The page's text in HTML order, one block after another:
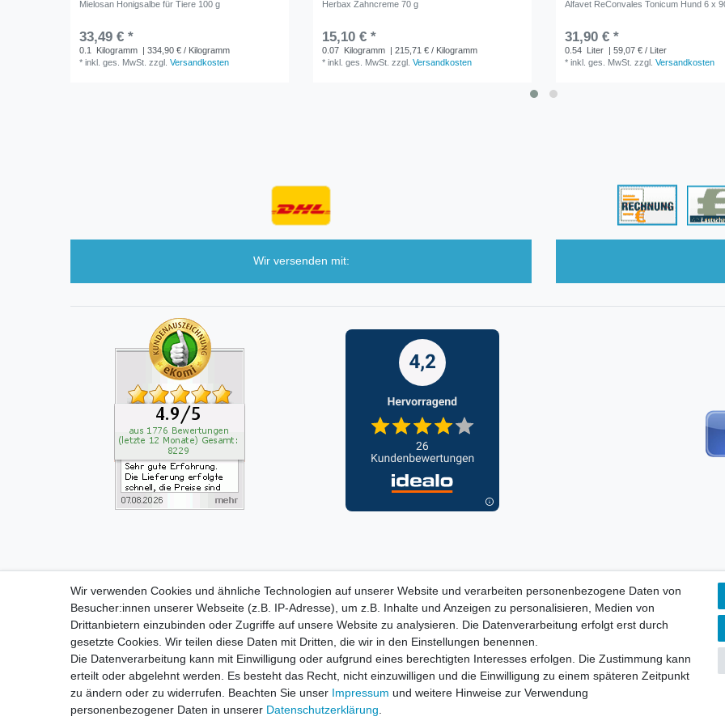
Mielosan Honigsalbe für Tiere 100 g
33,49 € *
0.1 Kilogramm
| 334,90 € / Kilogramm
*inkl. ges. MwSt. zzgl.Versandkosten
Herbax Zahncreme 70 g
15,10 € *
0.07 Kilogramm
| 215,71 € / Kilogramm
*inkl. ges. MwSt. zzgl.Versandkosten
Alfavet ReConvales Tonicum Hund 6 x
31,90 € *
0.54 Liter
| 59,07 € / Liter
*inkl. ges. MwSt. zzgl.Versandkosten
Wir versenden mit:
ZAHLUNGS- VERSANDINFORMATIONEN, INFORMATION ZUR BATTERIEENTSORGUNG
Impressum Daten­schutz­erklärung AGB Widerrufs­recht Vertrag
Wir verwenden Cookies und ähnliche Technologien auf unserer Website und verarbeiten personenbezogene Daten von
Besucher:innen unserer Webseite (z.B. IP-Adresse), um z.B. Inhalte und Anzeigen zu personalisieren, Medien von
Drittanbietern einzubinden oder Zugriffe auf unsere Website zu analysieren. Die Datenverarbeitung erfolgt erst durch
gesetzte Cookies. Wir teilen diese Daten mit Dritten, die wir in den Einstellungen benennen.
Die Datenverarbeitung kann mit Einwilligung oder aufgrund eines berechtigten Interesses erfolgen. Die Zustimmung kann
erteilt oder abgelehnt werden. Es besteht das Recht, nicht einzuwilligen und die Einwilligung zu einem späteren Zeitpunkt
zu ändern oder zu widerrufen. Beachten Sie unser Impressum und weitere Hinweise zur Verwendung
personenbezogener Daten in unserer Daten­schutz­erklärung